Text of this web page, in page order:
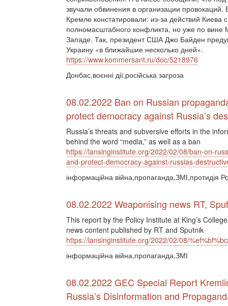
звучали обвинения в организации
Кремле констатировали: из-за действий
полномасштабного конфликта, но уже по вине
Западе. Так, президент США Джо Байден
Украину «в ближайшие несколько дней».
https://www.kommersant.ru/doc/5218976
Донбас,воєнні дії,російська загроза
08.02.2022 Ban on Russian
protect democracy against Russia’s
Russia’s threats and subversive efforts in the
behind the word “media,” as well as a ban
https://lansinginstitute.org/2022/02/08/ban-on-
and-protect-democracy-against-russias-
інформаційна війна,пропаганда,ЗМІ,протидія
08.02.2022 Weaponising news RT,
This report by the Policy Institute at King’s
news content published by RT and Sputnik
https://lansinginstitute.org/2022/02/08/
інформаційна війна,пропаганда,ЗМІ
08.02.2022 GEC Special Report
Russia’s Disinformation and